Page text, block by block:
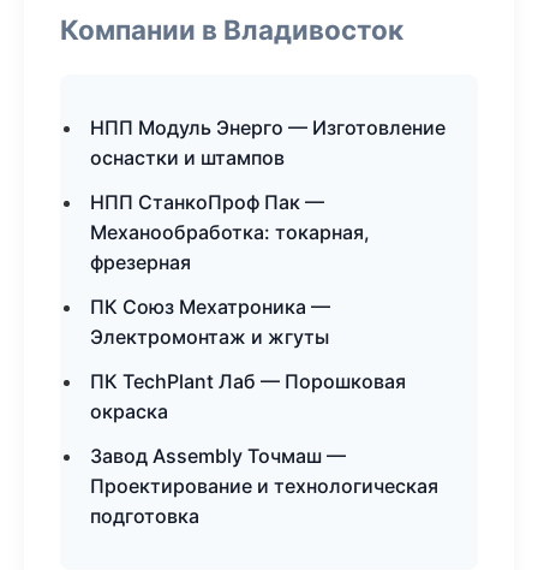
Компании в Владивосток
НПП Модуль Энерго — Изготовление
оснастки и штампов
НПП СтанкоПроф Пак —
Механообработка: токарная,
фрезерная
ПК Союз Мехатроника —
Электромонтаж и жгуты
ПК TechPlant Лаб — Порошковая
окраска
Завод Assembly Точмаш —
Проектирование и технологическая
подготовка